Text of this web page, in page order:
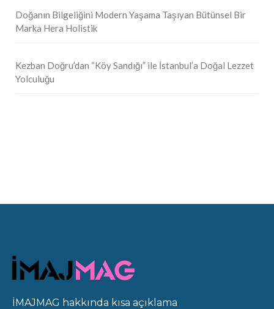
Doğanın Bilgeliğini Modern Yaşama Taşıyan Bütünsel Bir
Marka Hera Holistik
Kezban Doğru’dan “Köy Sandığı” ile İstanbul’a Doğal Lezzet
Yolculuğu
İMAJMAG hakkında kısa açıklama